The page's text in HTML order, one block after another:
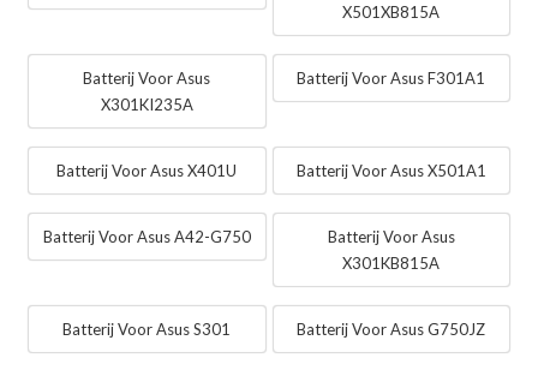
X501XB815A
Batterij Voor Asus
X301KI235A
Batterij Voor Asus F301A1
Batterij Voor Asus X401U Batterij Voor Asus X501A1
Batterij Voor Asus A42-G750
Batterij Voor Asus
X301KB815A
Batterij Voor Asus S301 Batterij Voor Asus G750JZ